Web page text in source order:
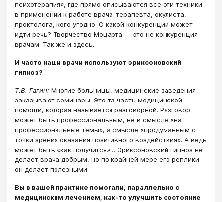
психотерапия», где прямо описываются все эти техники
в применении к работе врача-терапевта, окулиста,
проктолога, кого угодно. О какой конкуренции может
идти речь? Творчество Моцарта ― это не конкуренция
врачам. Так же и здесь.
И часто наши врачи используют эриксоновский
гипноз?
Т.В. Гагин: Многие больницы, медицинские заведения
заказывают семинары. Это та часть медицинской
помощи, которая называется разговорной. Разговор
может быть профессиональным, не в смысле «на
профессиональные темы», а смысле «продуманным с
точки зрения оказания позитивного воздействия». А ведь
может быть «как получится»… Эриксоновский гипноз не
делает врача добрым, но по крайней мере его реплики
он делает полезными.
Вы в вашей практике помогали, параллельно с
медицинским лечением, как-то улучшить состояние